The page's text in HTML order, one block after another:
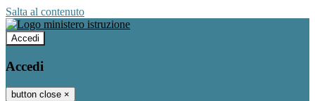
Salta al contenuto
Accedi
Accedi
button close ×